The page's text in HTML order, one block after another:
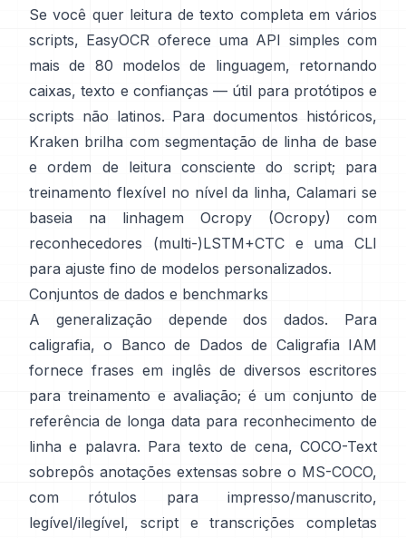
Se você quer leitura de texto completa em vários
scripts, EasyOCR oferece uma API simples com
mais de 80 modelos de linguagem, retornando
caixas, texto e confianças — útil para protótipos e
scripts não latinos. Para documentos históricos,
Kraken brilha com segmentação de linha de base
e ordem de leitura consciente do script; para
treinamento flexível no nível da linha, Calamari se
baseia na linhagem Ocropy (Ocropy) com
reconhecedores (multi-)LSTM+CTC e uma CLI
para ajuste fino de modelos personalizados.
Conjuntos de dados e benchmarks
A generalização depende dos dados. Para
caligrafia, o Banco de Dados de Caligrafia IAM
fornece frases em inglês de diversos escritores
para treinamento e avaliação; é um conjunto de
referência de longa data para reconhecimento de
linha e palavra. Para texto de cena, COCO-Text
sobrepôs anotações extensas sobre o MS-COCO,
com rótulos para impresso/manuscrito,
legível/ilegível, script e transcrições completas